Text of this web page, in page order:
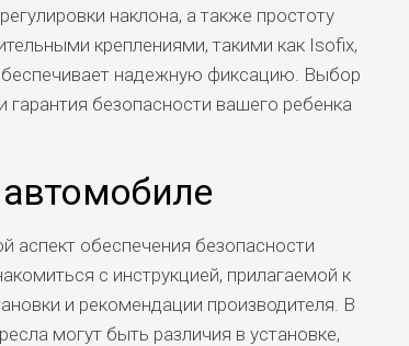
наклона, а также простоту
креплениями, такими как Isofix,
надежную фиксацию. Выбор
гарантия безопасности вашего ребенка
аспект обеспечения безопасности
с инструкцией, прилагаемой к
и рекомендации производителя. В
могут быть различия в установке,